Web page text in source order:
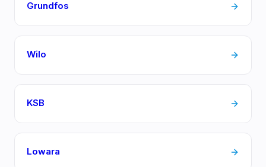
Grundfos
Wilo
KSB
Lowara